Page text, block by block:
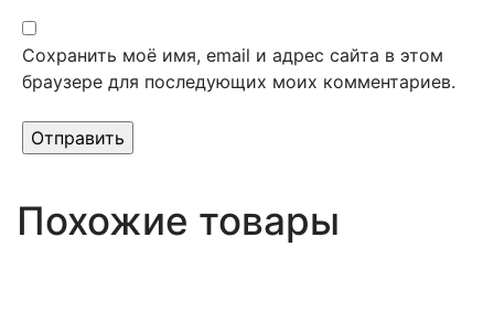
Сохранить моё имя, email и адрес сайта в этом
браузере для последующих моих комментариев.
Похожие товары